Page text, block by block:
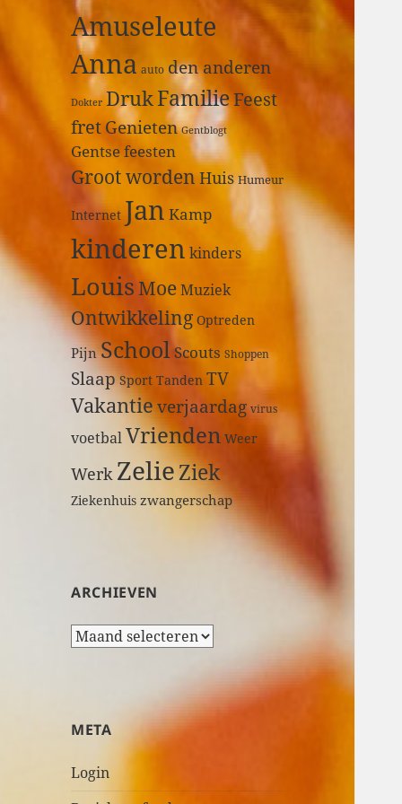
a
r
:
Amuseleute
Anna auto den anderen
Dokter DrukFamilieFeest
fretGenieten Gentblogt
Gentse feesten
Groot worden Huis Humeur
Internet Jan Kamp
kinderen kinders
LouisMoeMuziek
Ontwikkeling Optreden
Pijn SchoolScouts Shoppen
Slaap Sport Tanden TV
Vakantieverjaardag virus
voetbalVrienden Weer
Werk ZelieZiek
Ziekenhuis zwangerschap
ARCHIEVEN
A
i
v
META
Login